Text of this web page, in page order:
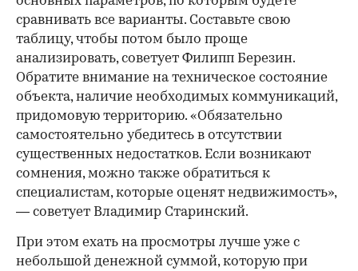
сравнивать все варианты. Составьте свою
таблицу, чтобы потом было проще
анализировать, советует Филипп Березин.
Обратите внимание на техническое состояние
объекта, наличие необходимых коммуникаций,
придомовую территорию. «Обязательно
самостоятельно убедитесь в отсутствии
существенных недостатков. Если возникают
сомнения, можно также обратиться к
специалистам, которые оценят недвижимость»,
— советует Владимир Старинский.
При этом ехать на просмотры лучше уже с
небольшой денежной суммой, которую при